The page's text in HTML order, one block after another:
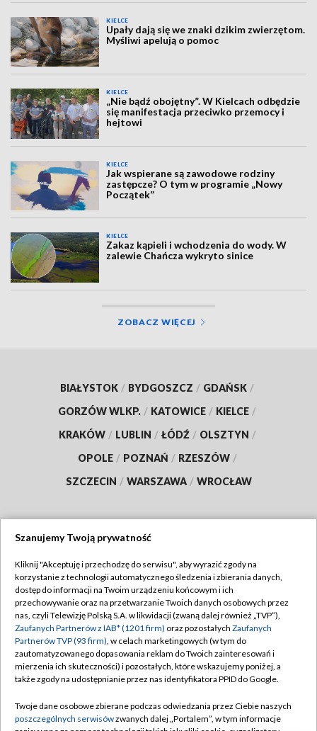
KIELCE
Upały dają się we znaki dzikim zwierzętom.
Myśliwi apelują o pomoc
KIELCE
„Nie bądź obojętny”. W Kielcach odbędzie
się manifestacja przeciwko przemocy i
hejtowi
KIELCE
Jak wspierane są zawodowe rodziny
zastępcze? O tym w programie „Nowy
Początek”
KIELCE
Zakaz kąpieli i wchodzenia do wody. W
zalewie Chańcza wykryto sinice
ZOBACZ WIĘCEJ
BIAŁYSTOK / BYDGOSZCZ / GDAŃSK /
GORZÓW WLKP. / KATOWICE / KIELCE /
KRAKÓW / LUBLIN / ŁÓDŹ / OLSZTYN /
OPOLE / POZNAŃ / RZESZÓW /
SZCZECIN / WARSZAWA / WROCŁAW
TVP
Abonament TVP
Emisja w TVP
Centrum informacji TVP
Naziemna Telewizja Cyfrowa
Rada Programowa
Regulamin TVP
Polityka prywatności
Moje zgody
Pomoc
Kontakt
Szanujemy Twoją prywatność
Kliknij "Akceptuję i przechodzę do serwisu", aby wyrazić zgody na
korzystanie z technologii automatycznego śledzenia i zbierania danych,
dostęp do informacji na Twoim urządzeniu końcowym i ich
przechowywanie oraz na przetwarzanie Twoich danych osobowych przez
nas, czyli Telewizję Polską S.A. w likwidacji (zwaną dalej również „TVP”),
Zaufanych Partnerów z IAB* (1201 firm) oraz pozostałych Zaufanych
Partnerów TVP (93 firm), w celach marketingowych (w tym do
zautomatyzowanego dopasowania reklam do Twoich zainteresowań i
mierzenia ich skuteczności) i pozostałych, które wskazujemy poniżej, a
także zgody na udostępnianie przez nas identyfikatora PPID do Google.
Twoje dane osobowe zbierane podczas odwiedzania przez Ciebie naszych
poszczególnych serwisówzwanych dalej „Portalem”, w tym informacje